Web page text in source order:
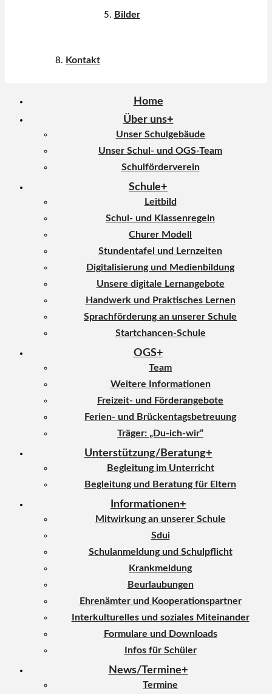
Bilder
Kontakt
Home
Über uns
Unser Schulgebäude
Unser Schul- und OGS-Team
Schulförderverein
Schule
Leitbild
Schul- und Klassenregeln
Churer Modell
Stundentafel und Lernzeiten
Digitalisierung und Medienbildung
Unsere digitale Lernangebote
Handwerk und Praktisches Lernen
Sprachförderung an unserer Schule
Startchancen-Schule
OGS
Team
Weitere Informationen
Freizeit- und Förderangebote
Ferien- und Brückentagsbetreuung
Träger: „Du-ich-wir“
Unterstützung/Beratung
Begleitung im Unterricht
Begleitung und Beratung für Eltern
Informationen
Mitwirkung an unserer Schule
Sdui
Schulanmeldung und Schulpflicht
Krankmeldung
Beurlaubungen
Ehrenämter und Kooperationspartner
Interkulturelles und soziales Miteinander
Formulare und Downloads
Infos für Schüler
News/Termine
Termine